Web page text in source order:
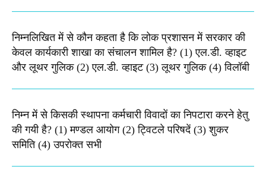
निम्नलिखित में से कौन कहता है कि लोक प्रशासन में सरकार की
केवल कार्यकारी शाखा का संचालन शामिल है? (1) एल.डी. व्हाइट
और लूथर गुलिक (2) एल.डी. व्हाइट (3) लूथर गुलिक (4) विलॉबी
निम्न में से किसकी स्थापना कर्मचारी विवादों का निपटारा करने हेतु
की गयी है? (1) मण्डल आयोग (2) ट्विटले परिषदें (3) शुकर
समिति (4) उपरोक्त सभी